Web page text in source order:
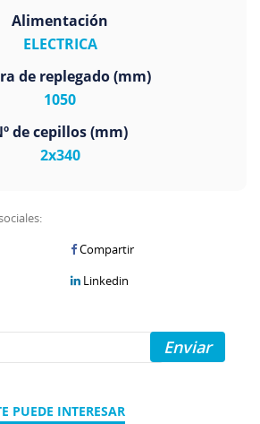
Alimentación
ELECTRICA
de replegado (mm)
1050
de cepillos (mm)
2x340
Compartir
Linkedin
Enviar
PUEDE INTERESAR